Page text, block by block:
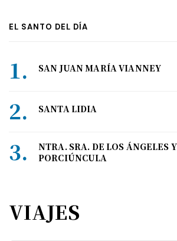
EL SANTO DEL DÍA
SAN JUAN MARÍA VIANNEY
SANTA LIDIA
NTRA. SRA. DE LOS ÁNGELES
PORCIÚNCULA
VIAJES